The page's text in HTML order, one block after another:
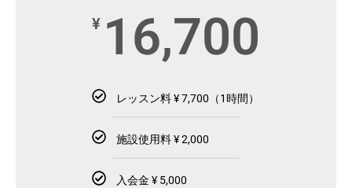
¥ 16,700
レッスン料 ¥ 7,700（1時間）
施設使用料 ¥ 2,000
入会金 ¥ 5,000